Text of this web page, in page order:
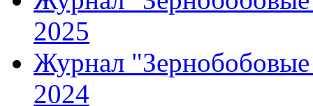
2025
Журнал
2024